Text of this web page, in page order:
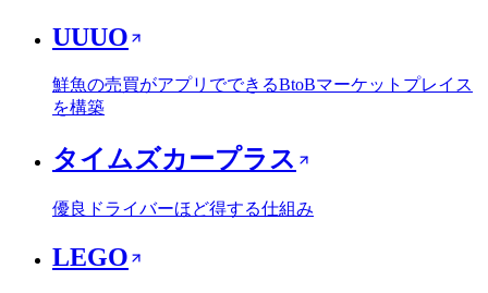
UUUO
鮮魚の売買がアプリでできるBtoBマーケットプレイス
を構築
タイムズカープラス
優良ドライバーほど得する仕組み
LEGO